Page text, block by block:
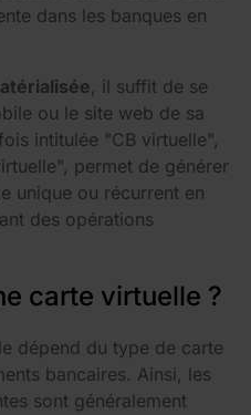
dans les banques en
, il suffit de se
ou le site web de sa
intitulée "CB virtuelle",
permet de générer
unique ou récurrent en
des opérations
carte virtuelle ?
dépend du type de carte
bancaires. Ainsi, les
sont généralement